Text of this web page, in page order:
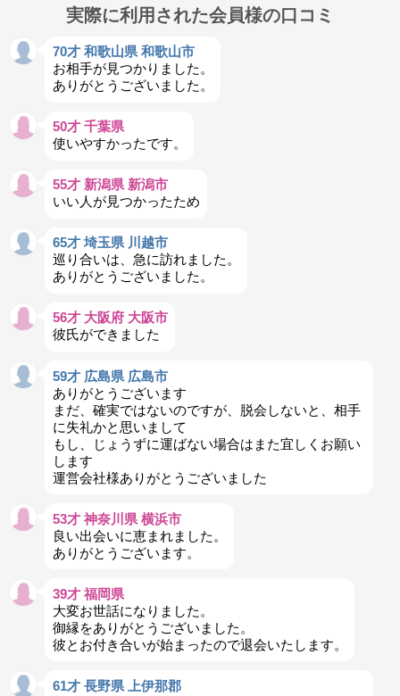
実際に利用された会員様の口コミ
70才 和歌山県 和歌山市
お相手が見つかりました。
ありがとうございました。
50才 千葉県
使いやすかったです。
55才 新潟県 新潟市
いい人が見つかったため
65才 埼玉県 川越市
巡り合いは、急に訪れました。
ありがとうございました。
56才 大阪府 大阪市
彼氏ができました
59才 広島県 広島市
ありがとうございます
まだ、確実ではないのですが、脱会しないと、相手
に失礼かと思いまして
もし、じょうずに運ばない場合はまた宜しくお願い
します
運営会社様ありがとうございました
53才 神奈川県 横浜市
良い出会いに恵まれました。
ありがとうございます。
39才 福岡県
大変お世話になりました。
御縁をありがとうございました。
彼とお付き合いが始まったので退会いたします。
61才 長野県 上伊那郡